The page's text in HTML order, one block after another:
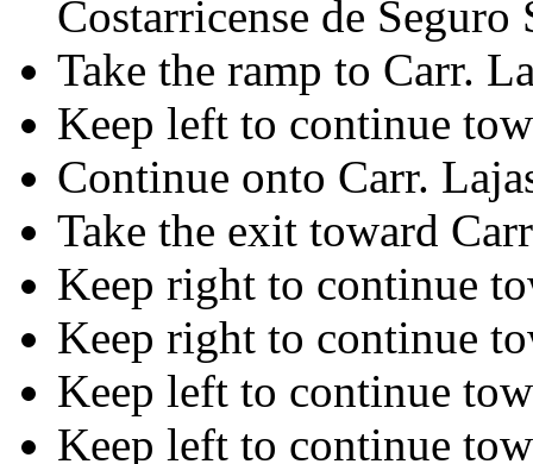
Costarricense de
Take the ramp to Carr.
Keep left to continue
Continue onto Carr.
Take the exit toward
Keep right to continue
Keep right to continue
Keep left to continue
Keep left to continue